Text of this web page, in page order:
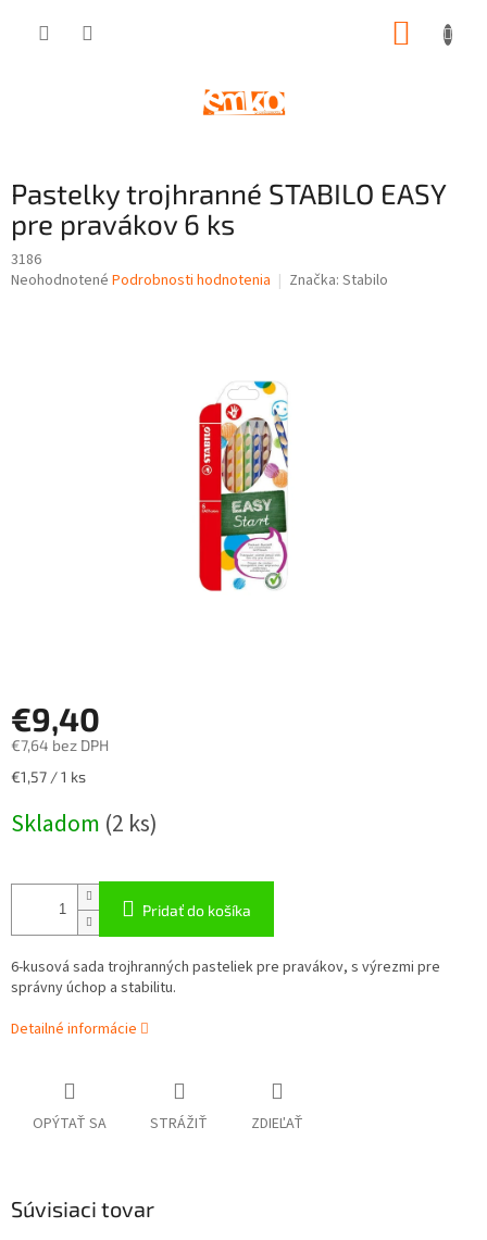
Pastelky trojhranné STABILO EASY
pre pravákov 6 ks
3186
Priemerné
Neohodnotené Podrobnosti hodnotenia Značka: Stabilo
€9,40
€7,64 bez DPH
Jednotková
€1,57 / 1 ks
Skladom (2 ks)
Pridať do košíka
6-kusová sada trojhranných pasteliek pre pravákov, s výrezmi pre
správny úchop a stabilitu.
Detailné informácie
OPÝTAŤ SA STRÁŽIŤ ZDIEĽAŤ
Súvisiaci tovar